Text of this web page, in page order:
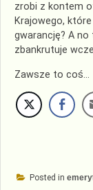
zrobi z kontem
Krajowego,
gwarancję? A
zbankrutuje
Zawsze to coś…
Posted in